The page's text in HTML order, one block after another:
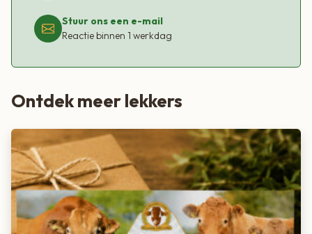
Stuur ons een e-mail
Reactie binnen 1 werkdag
Ontdek meer lekkers